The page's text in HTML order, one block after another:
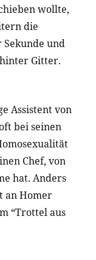
wollte,
die
und
Gitter.
Assistent von
bei seinen
Chef, von
hat. Anders
an Homer
“Trottel aus